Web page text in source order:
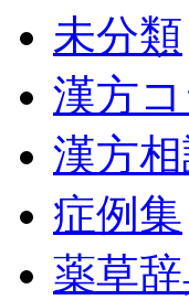
未分類
漢方
漢方
症例集
薬草